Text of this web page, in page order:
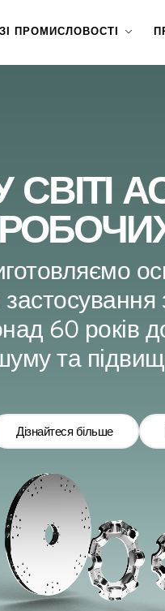
ПРОМИСЛОВОСТІ
60 років
та
Дізнайтеся більше